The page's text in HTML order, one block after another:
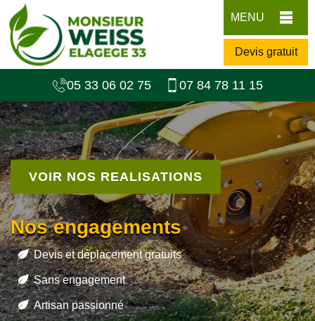
MENU
Devis gratuit
05 33 06 02 75 07 84 78 11 15
VOIR NOS REALISATIONS
Nos engagements
Devis et déplacement gratuits
Sans engagement
Artisan passionné